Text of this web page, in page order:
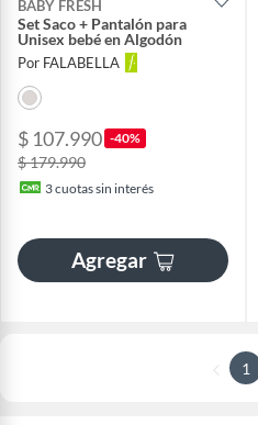
BABY FRESH
Set Saco + Pantalón para
Unisex bebé en Algodón
Por FALABELLA
$ 107.990 -40%
$ 179.990
3cuotas sin interés
Agregar
1